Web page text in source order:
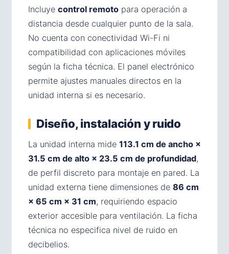
Incluye control remoto para operación a
distancia desde cualquier punto de la sala.
No cuenta con conectividad Wi-Fi ni
compatibilidad con aplicaciones móviles
según la ficha técnica. El panel electrónico
permite ajustes manuales directos en la
unidad interna si es necesario.
Diseño, instalación y ruido
La unidad interna mide 113.1 cm de ancho ×
31.5 cm de alto × 23.5 cm de profundidad,
de perfil discreto para montaje en pared. La
unidad externa tiene dimensiones de 86 cm
× 65 cm × 31 cm, requiriendo espacio
exterior accesible para ventilación. La ficha
técnica no especifica nivel de ruido en
decibelios.